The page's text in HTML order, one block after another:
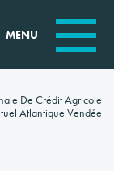
MENU
De Crédit Agricole
Atlantique Vendée